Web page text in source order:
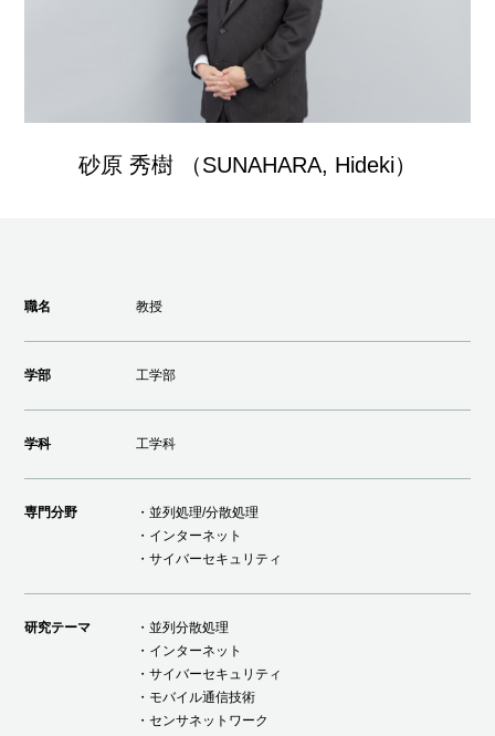
砂原 秀樹 （SUNAHARA, Hideki）
職名 教授
学部 工学部
学科 工学科
専門分野
・並列処理/分散処理
・インターネット
・サイバーセキュリティ
研究テーマ
・並列分散処理
・インターネット
・サイバーセキュリティ
・モバイル通信技術
・センサネットワーク